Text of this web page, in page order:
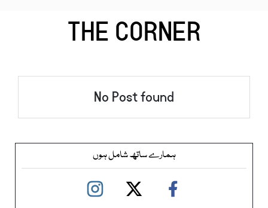
THE CORNER
No Post found
ہمارے ساتھ شامل ہوں